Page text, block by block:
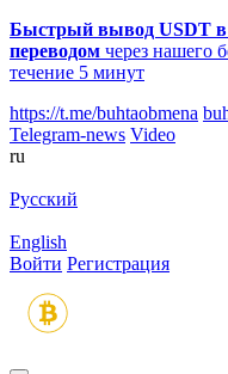
Быстрый вывод USDT в
переводом через нашего
течение 5 минут
https://t.me/buhtaobmena
Telegram-news Video
ru
Русский
English
Войти Регистрация